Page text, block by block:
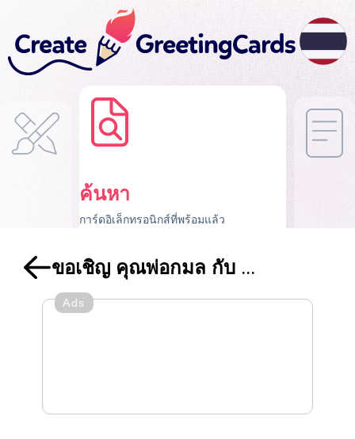
ค้นหา
การ์ดอิเล็กทรอนิกส์ที่พร้อมแล้ว
ขอเชิญ คุณพ่อกมล กับ ...
Ads